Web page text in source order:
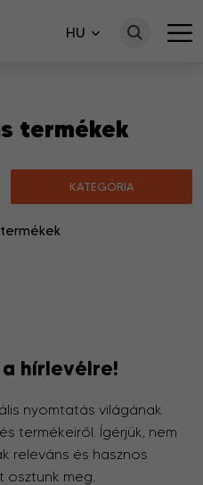
HU
termékek
KATEGÓRIA
termékek
hírlevélre!
nyomtatás világának
termékeiről. Ígérjük, nem
releváns és hasznos
osztunk meg.